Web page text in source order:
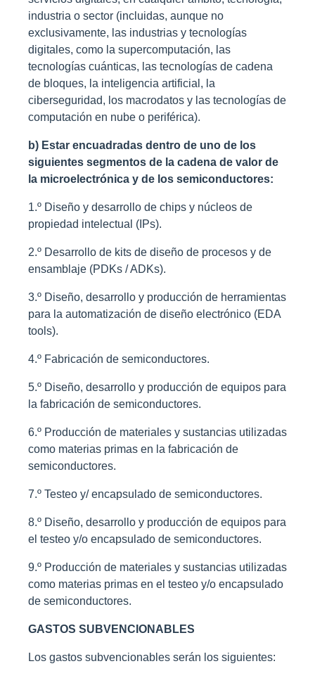
industria o sector (incluidas, aunque no
exclusivamente, las industrias y tecnologías
digitales, como la supercomputación, las
tecnologías cuánticas, las tecnologías de cadena
de bloques, la inteligencia artificial, la
ciberseguridad, los macrodatos y las tecnologías de
computación en nube o periférica).
b) Estar encuadradas dentro de uno de los
siguientes segmentos de la cadena de valor de
la microelectrónica y de los semiconductores:
1.º Diseño y desarrollo de chips y núcleos de
propiedad intelectual (IPs).
2.º Desarrollo de kits de diseño de procesos y de
ensamblaje (PDKs / ADKs).
3.º Diseño, desarrollo y producción de herramientas
para la automatización de diseño electrónico (EDA
tools).
4.º Fabricación de semiconductores.
5.º Diseño, desarrollo y producción de equipos para
la fabricación de semiconductores.
6.º Producción de materiales y sustancias utilizadas
como materias primas en la fabricación de
semiconductores.
7.º Testeo y/ encapsulado de semiconductores.
8.º Diseño, desarrollo y producción de equipos para
el testeo y/o encapsulado de semiconductores.
9.º Producción de materiales y sustancias utilizadas
como materias primas en el testeo y/o encapsulado
de semiconductores.
GASTOS SUBVENCIONABLES
Los gastos subvencionables serán los siguientes: